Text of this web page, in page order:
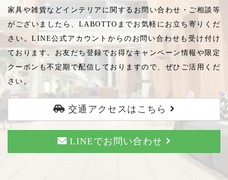
家具や雑貨などインテリアに関するお問い合わせ・ご相談等
がございましたら、LABOTTOまでお気軽にお立ち寄りくだ
さい。LINE公式アカウントからのお問い合わせも受け付け
ております。お友だち登録でお得なキャンペーン情報や限定
クーポンも不定期で配信しておりますので、ぜひご活用くだ
さい。
交通アクセスはこちら
LINEでお問い合わせ